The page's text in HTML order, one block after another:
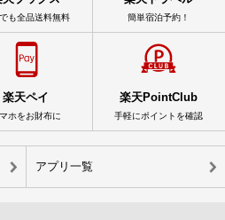
も全品送料無料 簡単宿泊予約！
楽天ペイ
ホをお財布に
楽天PointClub
手軽にポイントを確認
アプリ一覧